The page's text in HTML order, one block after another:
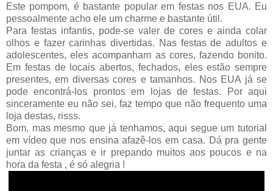
Este pompom, é bastante popular em festas nos EUA. Eu
pessoalmente acho ele um charme e bastante útil.
Para festas infantis, pode-se valer de cores e ainda colar
olhos e fazer carinhas divertidas. Nas festas de adultos e
adolescentes, eles acompanham as cores, fazendo bonito.
Em festas de locais abertos, fechados, eles estão sempre
presentes, em diversas cores e tamanhos. Nos EUA já se
pode encontrá-los prontos em lojas de festas. Por aqui
sinceramente eu não sei, faz tempo que não frequento uma
loja destas, risss.
Bom, mas mesmo que já tenhamos, aqui segue um tutorial
em vídeo que nos ensina afazê-los em casa. Dá pra gente
juntar as crianças e ir prepando muitos aos poucos e na
hora da festa , é só alegria !